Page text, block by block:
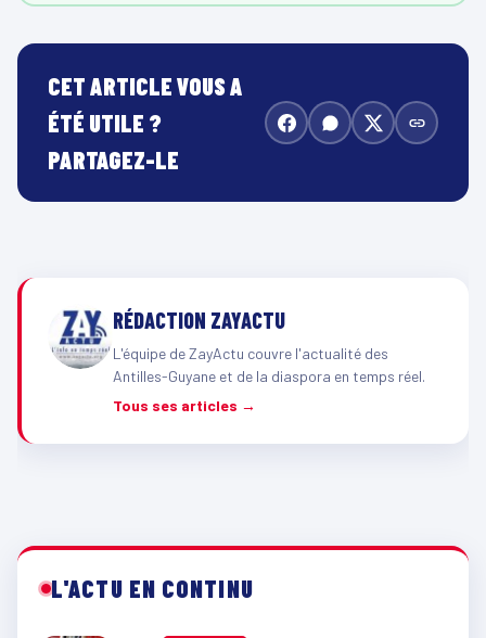
CET ARTICLE VOUS A
ÉTÉ UTILE ?
PARTAGEZ-LE
RÉDACTION ZAYACTU
L'équipe de ZayActu couvre l'actualité des
Antilles-Guyane et de la diaspora en temps réel.
Tous ses articles →
L'ACTU EN CONTINU